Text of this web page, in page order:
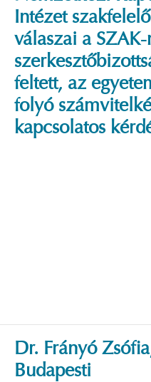
Intézet
válaszai a
feltett, az
folyó
kapcsolatos
Dr. Frányó
Budapesti